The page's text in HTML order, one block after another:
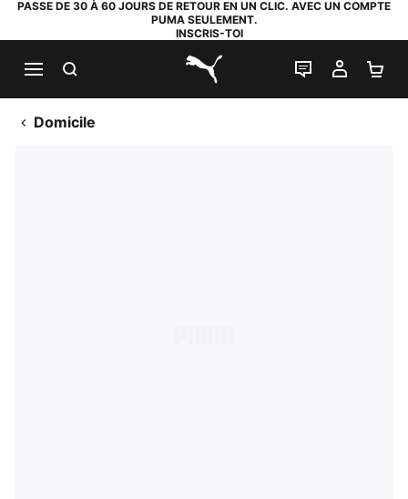
PASSE DE 30 À 60 JOURS DE RETOUR EN UN CLIC. AVEC UN COMPTE
PUMA SEULEMENT.
INSCRIS-TOI
PUMA.com
LIVE CHAT
MON
Domicile